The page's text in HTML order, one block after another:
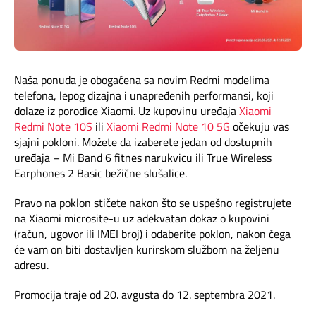
Česta pitanja
Mapa brzina
eRačun
Prilagođeno tebi
Putuj pametnije
Naša ponuda je obogaćena sa novim Redmi modelima
telefona, lepog dizajna i unapređenih performansi, koji
dolaze iz porodice Xiaomi. Uz kupovinu uređajaXiaomi
Redmi Note 10S ili Xiaomi Redmi Note 10 5G očekuju vas
sjajni pokloni. Možete da izaberete jedan od dostupnih
uređaja – Mi Band 6 fitnes narukvicu ili True Wireless
Earphones 2 Basic bežične slušalice.
Pravo na poklon stičete nakon što se uspešno registrujete
na Xiaomi microsite-u uz adekvatan dokaz o kupovini
(račun, ugovor ili IMEI broj) i odaberite poklon, nakon čega
će vam on biti dostavljen kurirskom službom na željenu
adresu.
Promocija traje od 20. avgusta do 12. septembra 2021.